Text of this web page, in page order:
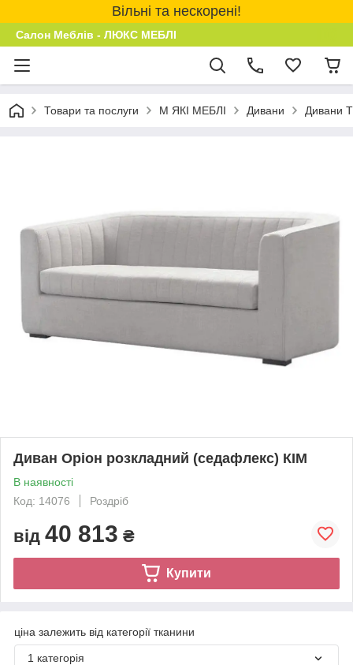
Вільні та нескорені!
Салон Меблів - ЛЮКС МЕБЛІ
Товари та послуги М ЯКІ МЕБЛІ Дивани Дивани
Диван Оріон розкладний (седафлекс) КІМ
В наявності
Код: 14076
Роздріб
від 40 813 ₴
Купити
ціна залежить від категорії тканини
1 категорія